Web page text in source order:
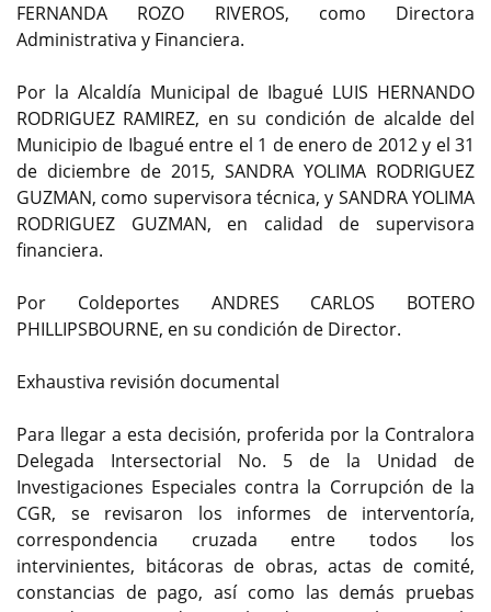
FERNANDA ROZO RIVEROS, como Directora
Administrativa y Financiera.
Por la Alcaldía Municipal de Ibagué LUIS HERNANDO
RODRIGUEZ RAMIREZ, en su condición de alcalde del
Municipio de Ibagué entre el 1 de enero de 2012 y el 31
de diciembre de 2015, SANDRA YOLIMA RODRIGUEZ
GUZMAN, como supervisora técnica, y SANDRA YOLIMA
RODRIGUEZ GUZMAN, en calidad de supervisora
financiera.
Por Coldeportes ANDRES CARLOS BOTERO
PHILLIPSBOURNE, en su condición de Director.
Exhaustiva revisión documental
Para llegar a esta decisión, proferida por la Contralora
Delegada Intersectorial No. 5 de la Unidad de
Investigaciones Especiales contra la Corrupción de la
CGR, se revisaron los informes de interventoría,
correspondencia cruzada entre todos los
intervinientes, bitácoras de obras, actas de comité,
constancias de pago, así como las demás pruebas